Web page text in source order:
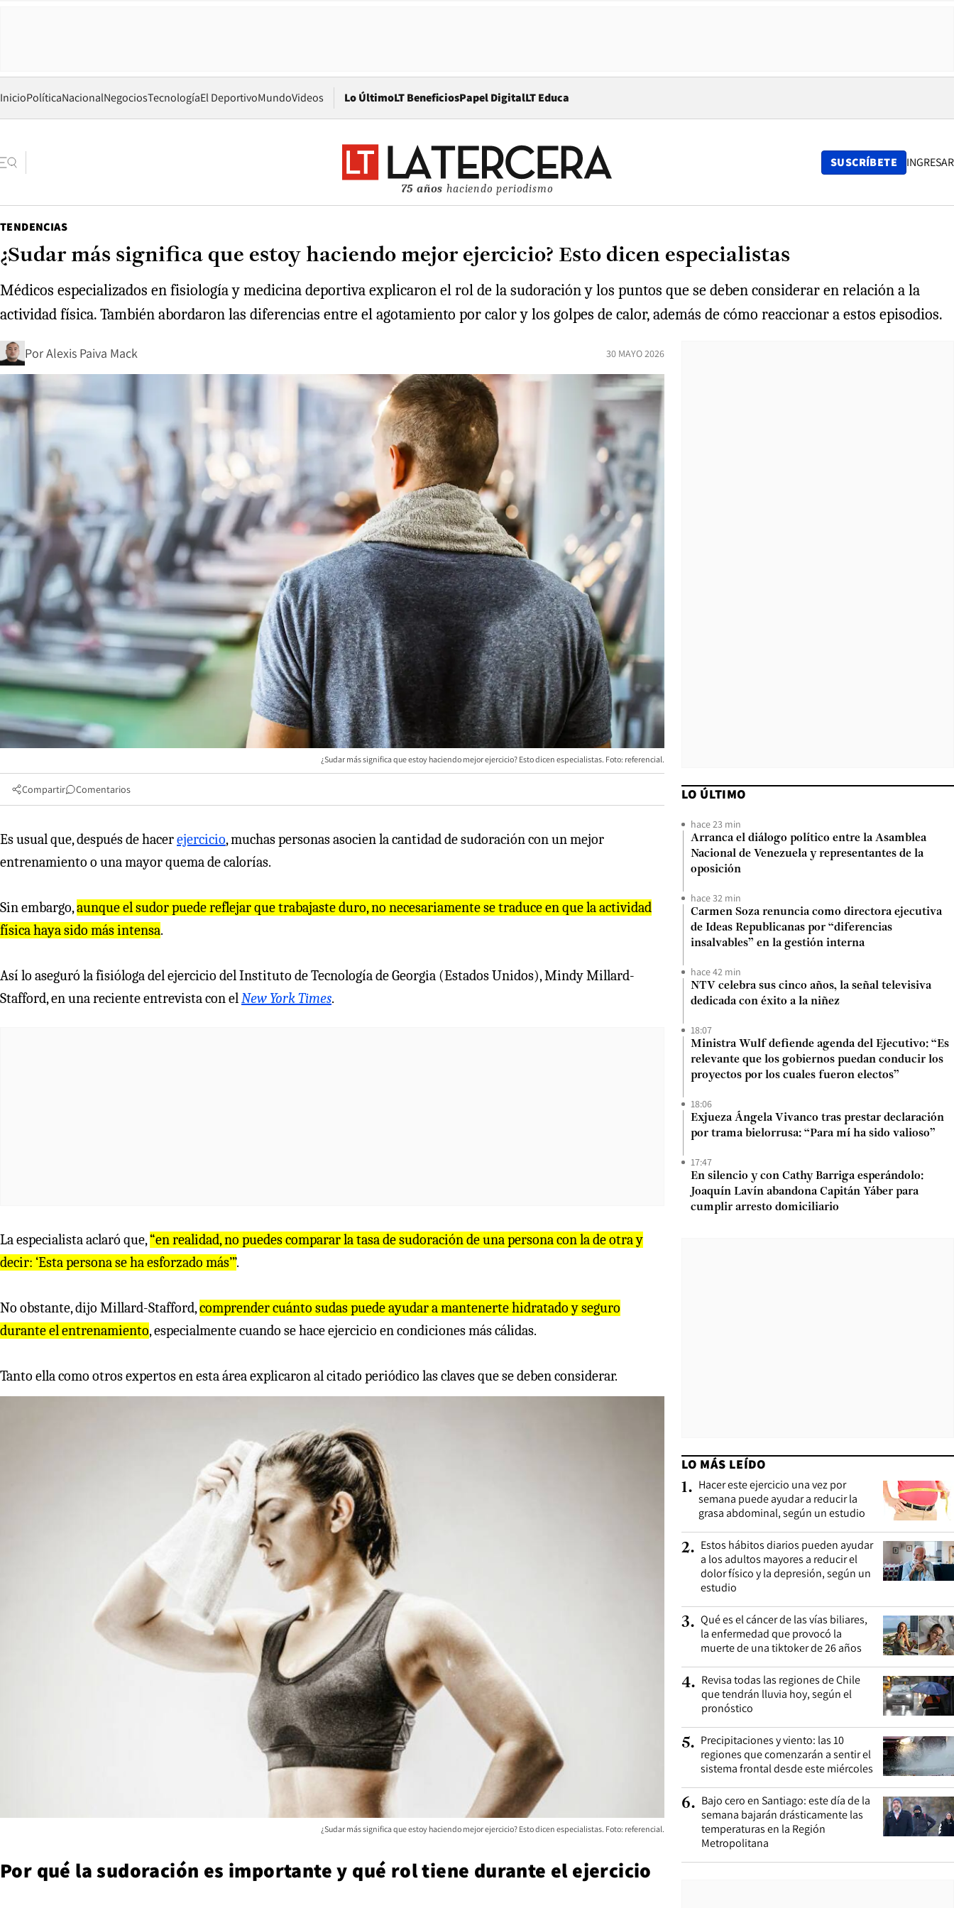
InicioPolíticaNacionalNegociosTecnologíaEl DeportivoMundoVideos Lo ÚltimoLT BeneficiosPapel DigitalOpens in new window
LT Educa
75 años haciendo periodismo
SUSCRÍBETE INGRESAR
TENDENCIAS
¿Sudar más significa que estoy haciendo mejor ejercicio? Esto dicen especialistas
Médicos especializados en fisiología y medicina deportiva explicaron el rol de la sudoración y los puntos que se deben considerar en relación a la
actividad física. También abordaron las diferencias entre el agotamiento por calor y los golpes de calor, además de cómo reaccionar a estos episodios.
PorAlexis Paiva Mack 30 MAYO 2026
¿Sudar más significa que estoy haciendo mejor ejercicio? Esto dicen especialistas. Foto: referencial.
Compartir Comentarios
Es usual que, después de hacerejercicio, muchas personas asocien la cantidad de sudoración con un mejor
entrenamiento o una mayor quema de calorías.
Sin embargo,aunque el sudor puede reflejar que trabajaste duro, no necesariamente se traduce en que la actividad
física haya sido más intensa.
Así lo aseguró la fisióloga del ejercicio del Instituto de Tecnología de Georgia (Estados Unidos), Mindy Millard-
Stafford, en una reciente entrevista con elNew York Times.
La especialista aclaró que,“en realidad, no puedes comparar la tasa de sudoración de una persona con la de otra y
decir: ‘Esta persona se ha esforzado más’”.
No obstante, dijo Millard-Stafford,comprender cuánto sudas puede ayudar a mantenerte hidratado y seguro
durante el entrenamiento, especialmente cuando se hace ejercicio en condiciones más cálidas.
Tanto ella como otros expertos en esta área explicaron al citado periódico las claves que se deben considerar.
¿Sudar más significa que estoy haciendo mejor ejercicio? Esto dicen especialistas. Foto: referencial.
Por qué la sudoración es importante y qué rol tiene durante el ejercicio
LO ÚLTIMO
hace 23 min
Arranca el diálogo político entre la Asamblea
Nacional de Venezuela y representantes de la
oposición
hace 32 min
Carmen Soza renuncia como directora ejecutiva
de Ideas Republicanas por “diferencias
insalvables” en la gestión interna
hace 42 min
NTV celebra sus cinco años, la señal televisiva
dedicada con éxito a la niñez
18:07
Ministra Wulf defiende agenda del Ejecutivo: “Es
relevante que los gobiernos puedan conducir los
proyectos por los cuales fueron electos”
18:06
Exjueza Ángela Vivanco tras prestar declaración
por trama bielorrusa: “Para mí ha sido valioso”
17:47
En silencio y con Cathy Barriga esperándolo:
Joaquín Lavín abandona Capitán Yáber para
cumplir arresto domiciliario
LO MÁS LEÍDO
1. Hacer este ejercicio una vez por
semana puede ayudar a reducir la
grasa abdominal, según un estudio
2. Estos hábitos diarios pueden ayudar
a los adultos mayores a reducir el
dolor físico y la depresión, según un
estudio
3. Qué es el cáncer de las vías biliares,
la enfermedad que provocó la
muerte de una tiktoker de 26 años
4. Revisa todas las regiones de Chile
que tendrán lluvia hoy, según el
pronóstico
5. Precipitaciones y viento: las 10
regiones que comenzarán a sentir el
sistema frontal desde este miércoles
6. Bajo cero en Santiago: este día de la
semana bajarán drásticamente las
temperaturas en la Región
Metropolitana